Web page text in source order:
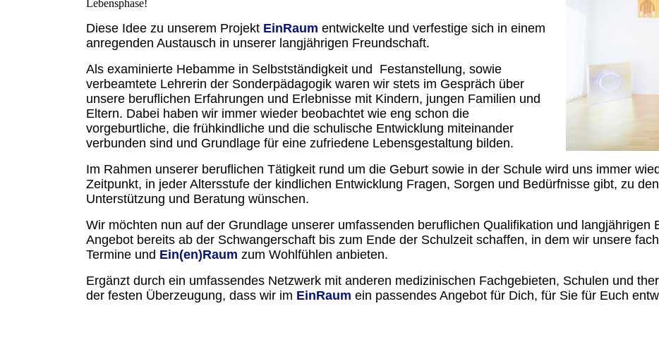
Lebensphase!
Diese Idee zu unserem Projekt EinRaum entwickelte und verfestige sich in einem
anregenden Austausch in unserer langjährigen Freundschaft.
Als examinierte Hebamme in Selbstständigkeit und Festanstellung, sowie
verbeamtete Lehrerin der Sonderpädagogik waren wir stets im Gespräch über
unsere beruflichen Erfahrungen und Erlebnisse mit Kindern, jungen Familien und
Eltern. Dabei haben wir immer wieder beobachtet wie eng schon die
vorgeburtliche, die frühkindliche und die schulische Entwicklung miteinander
verbunden sind und Grundlage für eine zufriedene Lebensgestaltung bilden.
Im Rahmen unserer beruflichen Tätigkeit rund um die Geburt sowie in der Schule wird uns immer
Zeitpunkt, in jeder Altersstufe der kindlichen Entwicklung Fragen, Sorgen und Bedürfnisse gibt, zu
Unterstützung und Beratung wünschen.
Wir möchten nun auf der Grundlage unserer umfassenden beruflichen Qualifikation und langjährigen
Angebot bereits ab der Schwangerschaft bis zum Ende der Schulzeit schaffen, in dem wir unsere
Termine und Ein(en)Raum zum Wohlfühlen anbieten.
Ergänzt durch ein umfassendes Netzwerk mit anderen medizinischen Fachgebieten, Schulen und
der festen Überzeugung, dass wir im EinRaum ein passendes Angebot für Dich, für Sie für Euch